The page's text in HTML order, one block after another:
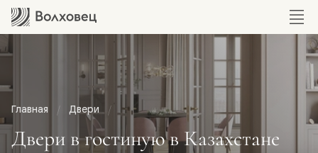
Главная Двери
Двери в гостиную в Казахстане